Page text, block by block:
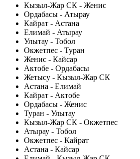
Кызыл-Жар СК - Женис
Ордабасы - Атырау
Кайрат - Астана
Елимай - Атырау
Улытау - Тобол
Окжетпес - Туран
Женис - Кайсар
Актобе - Ордабасы
Жетысу - Кызыл-Жар СК
Астана - Елимай
Кайрат - Актобе
Ордабасы - Женис
Туран - Улытау
Кызыл-Жар СК - Окжетпес
Атырау - Тобол
Окжетпес - Кайрат
Астана - Кайсар